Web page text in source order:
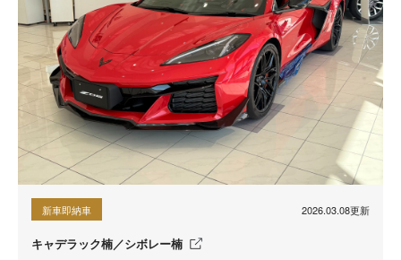
新車即納車 2026.03.08更新
キャデラック楠／シボレー楠